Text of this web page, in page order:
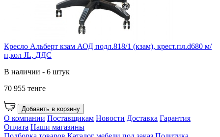
Кресло Альберт кзам АОД подл.818/1 (кзам), крест.пл.d680 м/
п,кол JL, ДДС
В наличии - 6 штук
70 955 тенге
Добавить в корзину
О компании Поставщикам Новости Доставка Гарантия
Оплата Наши магазины